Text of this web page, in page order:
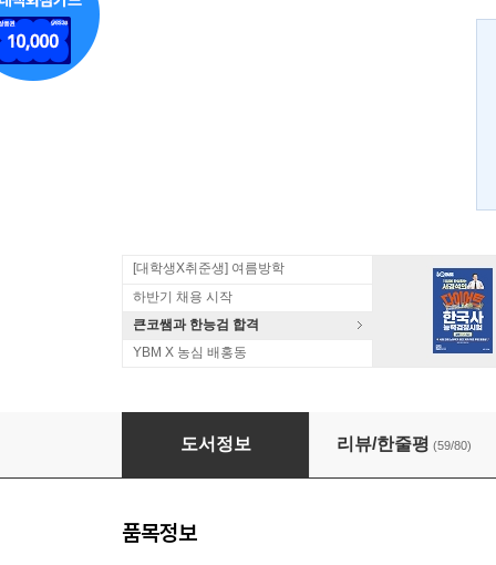
[대학생X취준생] 여름방학
하반기 채용 시작
큰코쌤과 한능검 합격
YBM X 농심 배홍동
영단기 토익 RC
도서정보 리뷰/한줄평 (59/80)
품목정보